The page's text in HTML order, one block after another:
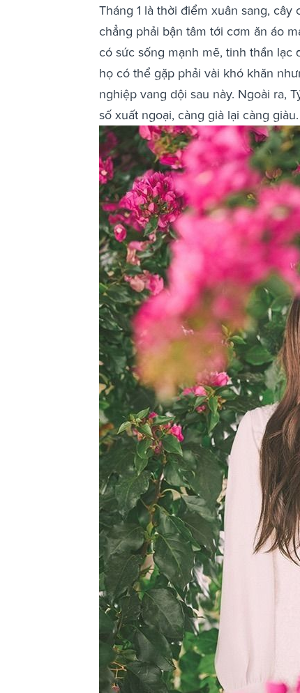
Tháng 1 là thời điểm xuân sang,
chẳng phải bận tâm tới cơm ăn áo
có sức sống mạnh mẽ, tinh thần
họ có thể gặp phải vài khó khăn
nghiệp vang dội sau này. Ngoài ra,
số xuất ngoại, càng già lại càng giàu.